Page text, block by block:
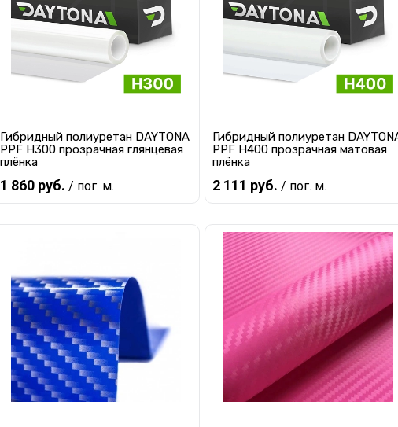
В избранное В наличии В избранное В наличии
Гибридный полиуретан DAYTONA
PPF H300 прозрачная глянцевая
плёнка
1 860 руб. / пог. м.
Купить в 1 клик
В избранное В наличии
Гибридный полиуретан
PPF H400 прозрачная матовая
плёнка
2 111 руб. / пог. м.
В корзину
Купить в 1 клик К сравнению
В избранное В наличии